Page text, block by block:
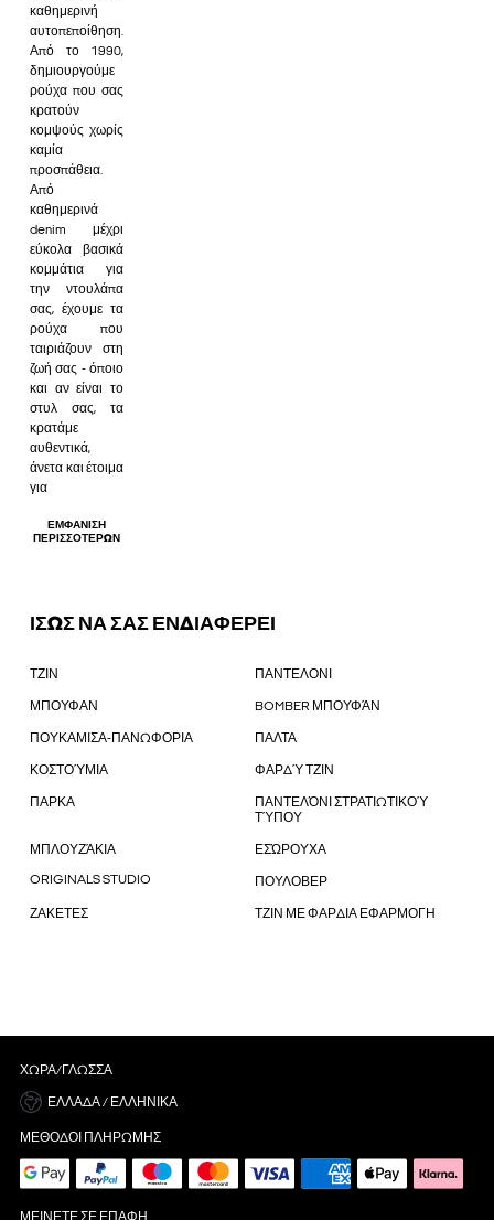
καθημερινή
αυτοπεποίθηση.
Από το 1990,
δημιουργούμε
ρούχα που σας
κρατούν
κομψούς χωρίς
καμία
προσπάθεια.
Από
καθημερινά
denim μέχρι
εύκολα βασικά
κομμάτια για
την ντουλάπα
σας, έχουμε τα
ρούχα που
ταιριάζουν στη
ζωή σας - όποιο
και αν είναι το
στυλ σας, τα
κρατάμε
αυθεντικά,
άνετα και έτοιμα
για
ΕΜΦΆΝΙΣΗ
ΠΕΡΙΣΣΌΤΕΡΩΝ
ΙΣΩΣ ΝΑ ΣΑΣ ΕΝΔΙΑΦΕΡΕΙ
ΤΖΙΝ ΠΑΝΤΕΛΟΝΙ
ΜΠΟΥΦΑΝ BOMBER ΜΠΟΥΦΆΝ
ΠΟΥΚΑΜΙΣΑ-ΠΑΝΩΦΟΡΙΑ ΠΑΛΤΑ
ΚΟΣΤΟΎΜΙΑ ΦΑΡΔΎ ΤΖΙΝ
ΠΑΡΚΑ
ΠΑΝΤΕΛΌΝΙ ΣΤΡΑΤΙΩΤΙΚΟΎ
ΤΎΠΟΥ
ΜΠΛΟΥΖΆΚΙΑ ΕΣΏΡΟΥΧΑ
ORIGINALS STUDIO ΠΟΥΛΟΒΕΡ
ΖΑΚΕΤΕΣ ΤΖΙΝ ΜΕ ΦΑΡΔΙΑ ΕΦΑΡΜΟΓΗ
ΧΏΡΑ/ΓΛΏΣΣΑ
ΕΛΛΆΔΑ / ΕΛΛΗΝΙΚΆ
ΜΈΘΟΔΟΙ ΠΛΗΡΩΜΉΣ